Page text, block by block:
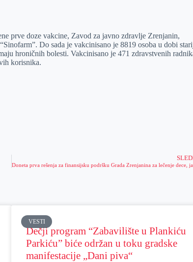
prve doze vakcine, Zavod za javno zdravlje Zrenjanin,
Do sada je vakcinisano je 8819 osoba u dobi
hroničnih bolesti. Vakcinisano je 471 zdravstvenih
korisnika.
VESTI
Dečji program “Zabavilište u Plankiću
Parkiću” biće održan u toku gradske
manifestacije „Dani piva“